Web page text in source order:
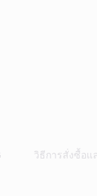
วิธีการสั่งซื้อแ